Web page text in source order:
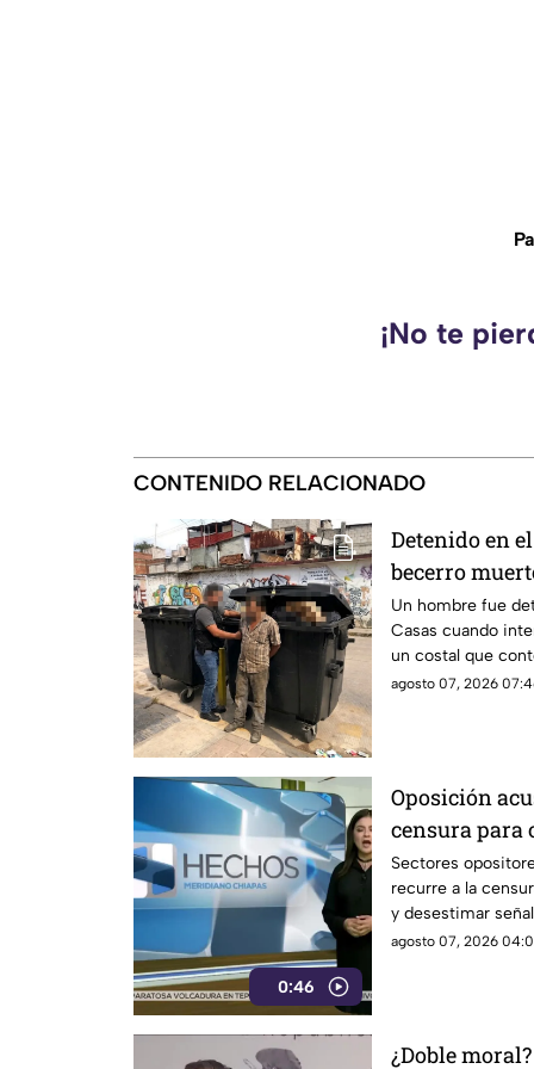
¡No te
CONTENIDO RELACIONADO
Detenido en
becerro
basura en
Un hombre fue
Casas cuando
un costal que
agosto 07, 2026
0:46
Oposición
censura para
narcopolítica
Sectores
recurre a la
y desestimar
con la
agosto 07, 2026
¿Doble